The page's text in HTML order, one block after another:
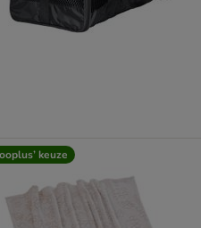
keuze